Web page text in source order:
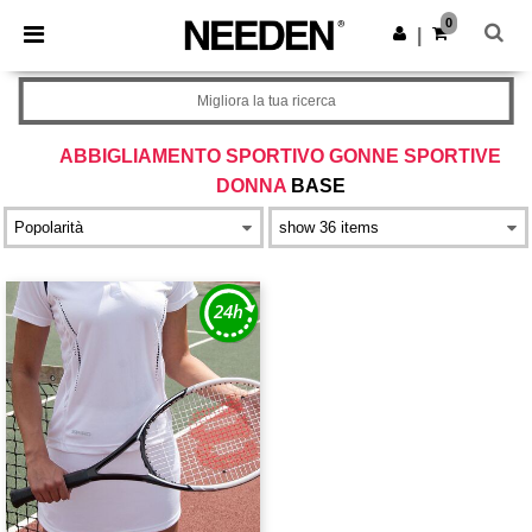
× App Needen
Prezzi migliori sull'app!
Scarica app
0
ABBIGLIAMENTO SPORTIVO GONNE SPORTIVE
DONNA BASE
Migliora la tua ricerca